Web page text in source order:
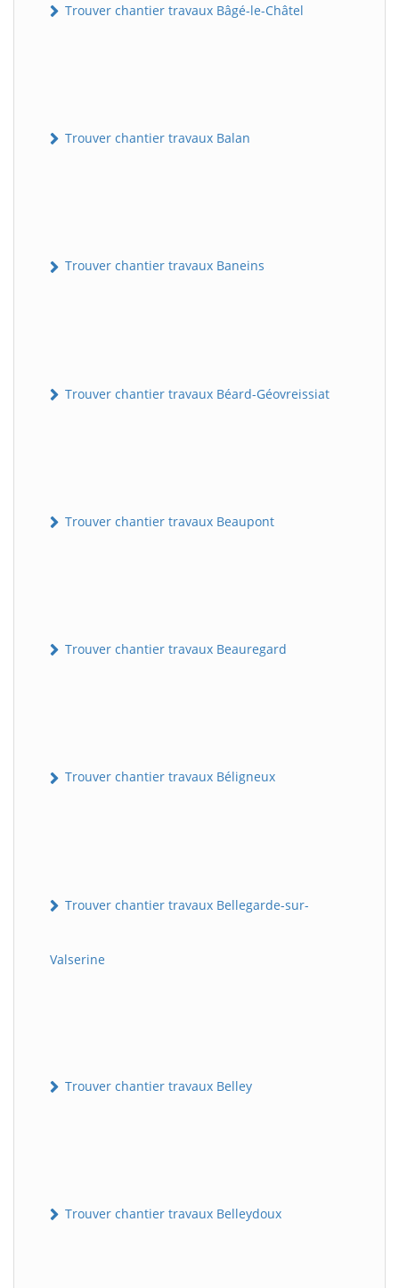
Trouver chantier travaux Bâgé-le-Châtel
Trouver chantier travaux Balan
Trouver chantier travaux Baneins
Trouver chantier travaux Béard-Géovreissiat
Trouver chantier travaux Beaupont
Trouver chantier travaux Beauregard
Trouver chantier travaux Béligneux
Trouver chantier travaux Bellegarde-sur-
Valserine
Trouver chantier travaux Belley
Trouver chantier travaux Belleydoux